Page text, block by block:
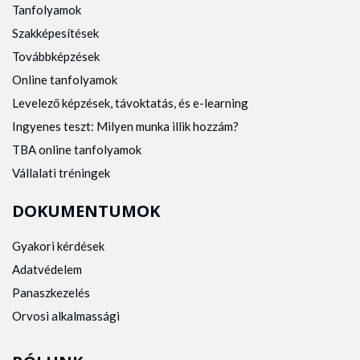
Tanfolyamok
Szakképesítések
Továbbképzések
Online tanfolyamok
Levelező képzések, távoktatás, és e-learning
Ingyenes teszt: Milyen munka illik hozzám?
TBA online tanfolyamok
Vállalati tréningek
DOKUMENTUMOK
Gyakori kérdések
Adatvédelem
Panaszkezelés
Orvosi alkalmassági